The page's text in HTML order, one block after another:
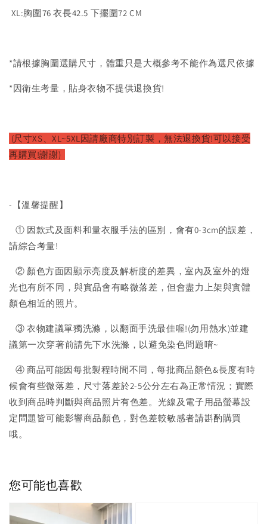
XL:胸圍76 衣長42.5 下擺圍72 CM
*請根據胸圍選購尺寸，體重只是大概參考不能作為選尺依據
*因衛生考量，貼身衣物不提供退換貨!
(尺寸XS、XL~5XL因請廠商特別訂製，無法退換貨!可以接受
再購買!謝謝)
-【溫馨提醒】
① 因款式及面料和量衣服手法的區別，會有0-3cm的誤差，
請綜合考量!
② 顏色方面因顯示亮度及解析度的差異，室內及室外的燈
光也有所不同，與實品會有略微落差，但會盡力上架與實體
顏色相近的照片。
③ 衣物建議單獨洗滌，以翻面手洗最佳喔!(勿用熱水)並建
議第一次穿著前請先下水洗滌，以避免染色問題唷~
④ 商品可能因每批製程時間不同，每批商品顏色&長度有時
候會有些微落差，尺寸落差於2-5公分左右為正常情況；實際
收到商品時判斷與商品照片有色差。光線及電子用品螢幕設
定問題皆可能影響商品顏色，對色差較敏感者請斟酌購買
哦。
您可能也喜歡